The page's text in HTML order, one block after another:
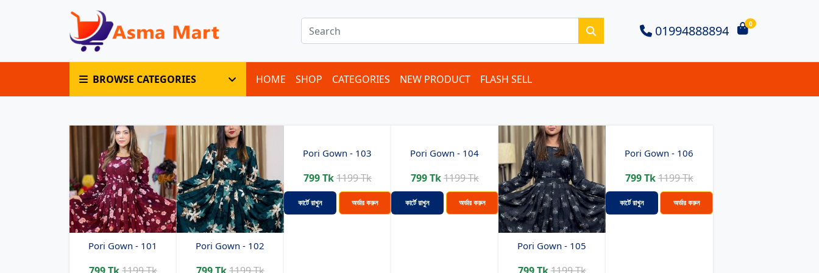
01994888894 0
BROWSE CATEGORIES HOME SHOP CATEGORIES NEW PRODUCT FLASH SELL
Pori Gown - 101 Pori Gown - 102
Pori Gown - 103
799 Tk1199 Tk
কার্টে রাখুন অর্ডার করুন
Pori Gown - 104
799 Tk1199 Tk
কার্টে রাখুন অর্ডার করুন
Pori Gown - 105
Pori Gown - 106
799 Tk1199 Tk
কার্টে রাখুন অর্ডার করুন